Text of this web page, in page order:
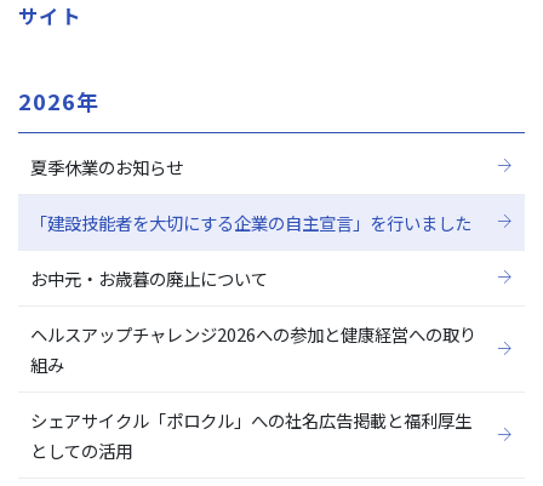
サイト
2026年
夏季休業のお知らせ
「建設技能者を大切にする企業の自主宣言」を行いました
お中元・お歳暮の廃止について
ヘルスアップチャレンジ2026への参加と健康経営への取り
組み
シェアサイクル「ポロクル」への社名広告掲載と福利厚生
としての活用